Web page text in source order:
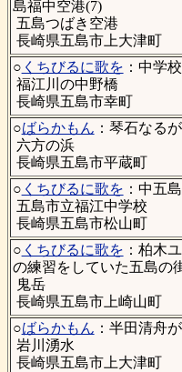
島福中空港(7)
五島つばき空港
長崎県五島市上大津町
○ くちびるに歌を ：中学
福江川の中野橋
長崎県五島市幸町
○ばらかもん ：琴石なる
六方の浜
長崎県五島市平蔵町
○ くちびるに歌を ：中五
五島市立福江中学校
長崎県五島市松山町
○ くちびるに歌を ：柏木
の練習をしていた五島の
鬼岳
長崎県五島市上崎山町
○ばらかもん ：半田清舟
岩川湧水
長崎県五島市上大津町